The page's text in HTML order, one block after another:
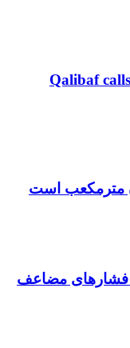
Qalibaf
فشارهای مضاعف